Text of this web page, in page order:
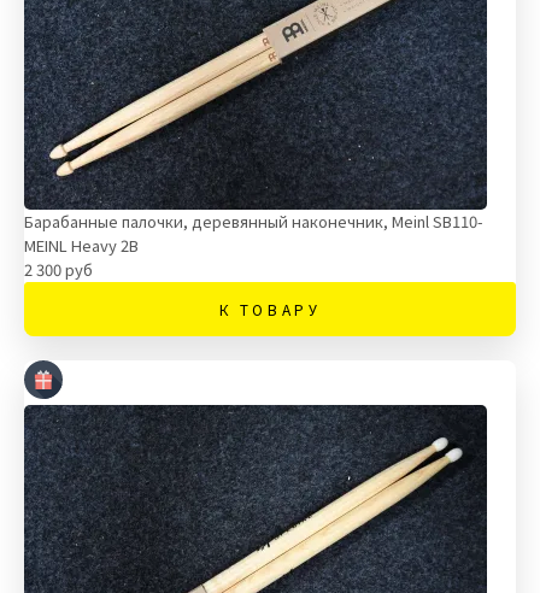
Барабанные палочки, деревянный наконечник, Meinl SB110-
MEINL Heavy 2B
2 300 руб
К ТОВАРУ